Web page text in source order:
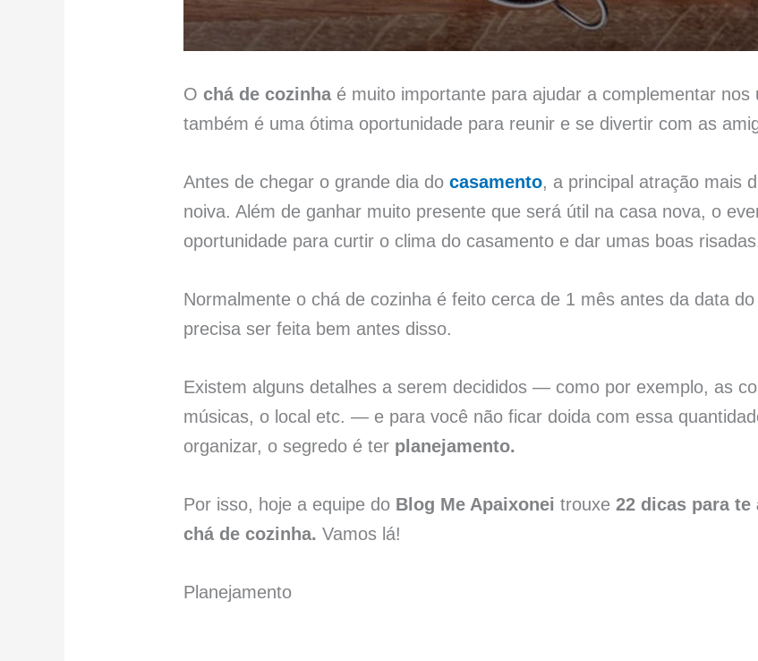
Ochá de cozinhaé muito importante para ajudar a complementar nos
também é uma ótima oportunidade para reunir e se divertir com as
Antes de chegar o grande dia docasamento, a principal atração mais
noiva. Além de ganhar muito presente que será útil na casa nova, o
oportunidade para curtir o clima do casamento e dar umas boas
Normalmente o chá de cozinha é feito cerca de 1 mês antes da data
precisa ser feita bem antes disso.
Existem alguns detalhes a serem decididos — como por exemplo, as
músicas, o local etc. — e para você não ficar doida com essa
organizar, o segredo é ter planejamento.
Por isso, hoje a equipe do Blog Me Apaixonei trouxe22 dicas para te
chá de cozinha. Vamos lá!
Planejamento